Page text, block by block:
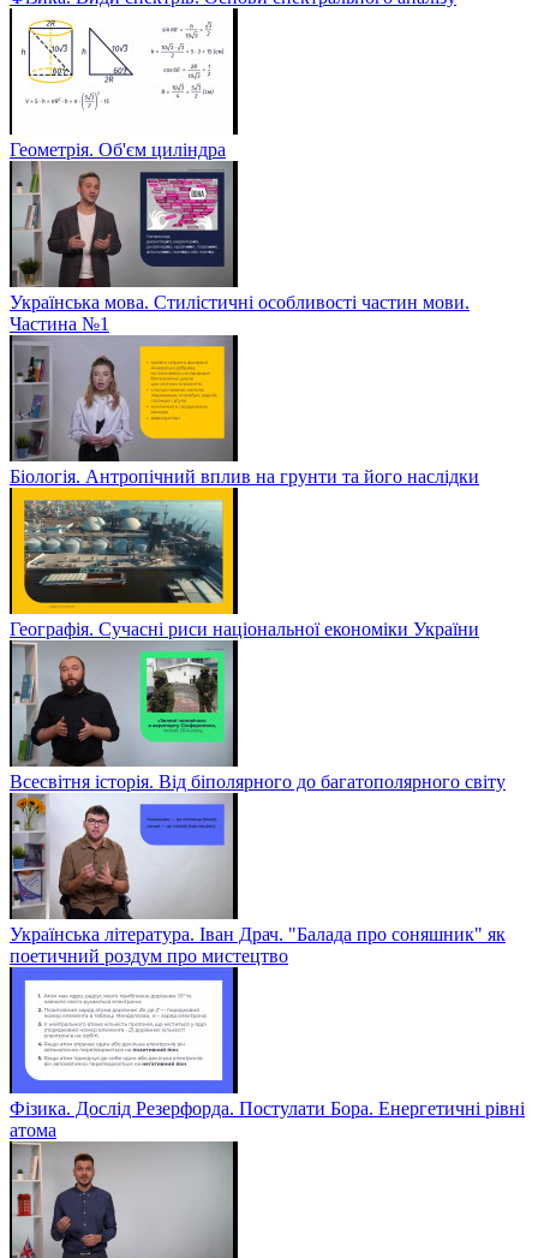
Геометрія. Об'єм циліндра
Українська мова. Стилістичні особливості частин мови.
Частина №1
Біологія. Антропічний вплив на грунти та його наслідки
Географія. Сучасні риси національної економіки України
Всесвітня історія. Від біполярного до багатополярного світу
Українська література. Іван Драч. "Балада про соняшник" як
поетичний роздум про мистецтво
Фізика. Дослід Резерфорда. Постулати Бора. Енергетичні рівні
атома